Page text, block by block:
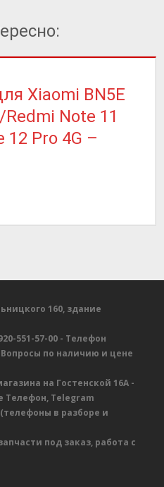
Xiaomi BN5E
Redmi Note 11
12 Pro 4G –
160, здание
551-57-00 - Телефон
Вопросы по наличию и цене
на Гостенской 16А -
Телефон, Telegram
(телефоны в разборе и
под заказ, работа с